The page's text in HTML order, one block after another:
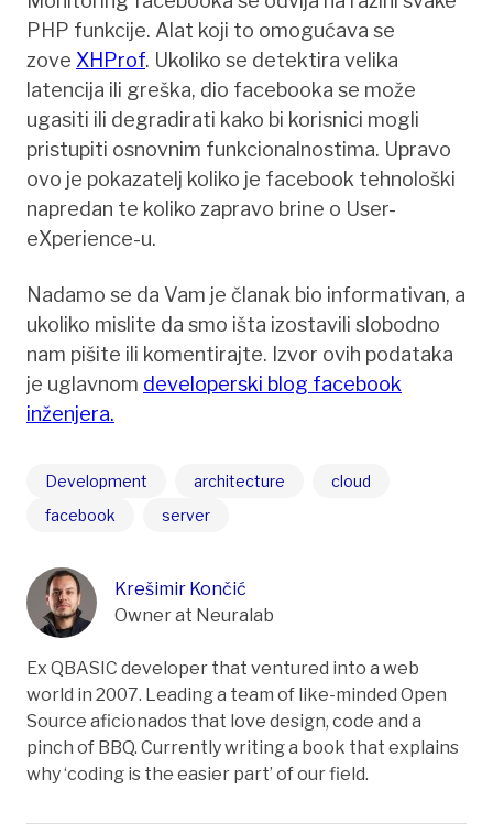
PHP funkcije. Alat koji to omogućava se
zove XHProf. Ukoliko se detektira velika
latencija ili greška, dio facebooka se može
ugasiti ili degradirati kako bi korisnici mogli
pristupiti osnovnim funkcionalnostima. Upravo
ovo je pokazatelj koliko je facebook tehnološki
napredan te koliko zapravo brine o User-
eXperience-u.
Nadamo se da Vam je članak bio informativan, a
ukoliko mislite da smo išta izostavili slobodno
nam pišite ili komentirajte. Izvor ovih podataka
je uglavnom developerski blog facebook
inženjera.
Development architecture
cloud
facebook
server
Krešimir Končić
Owner at Neuralab
Ex QBASIC developer that ventured into a web
world in 2007. Leading a team of like-minded Open
Source aficionados that love design, code and a
pinch of BBQ. Currently writing a book that explains
why ‘coding is the easier part’ of our field.